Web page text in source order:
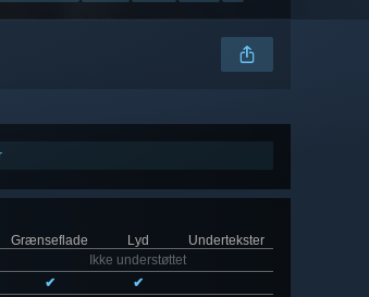
Grænseflade
Lyd
Undertekster
Ikke understøttet
✔ ✔